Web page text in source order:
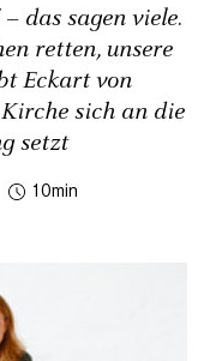
das sagen viele.
retten, unsere
Eckart von
sich an die
setzt
10